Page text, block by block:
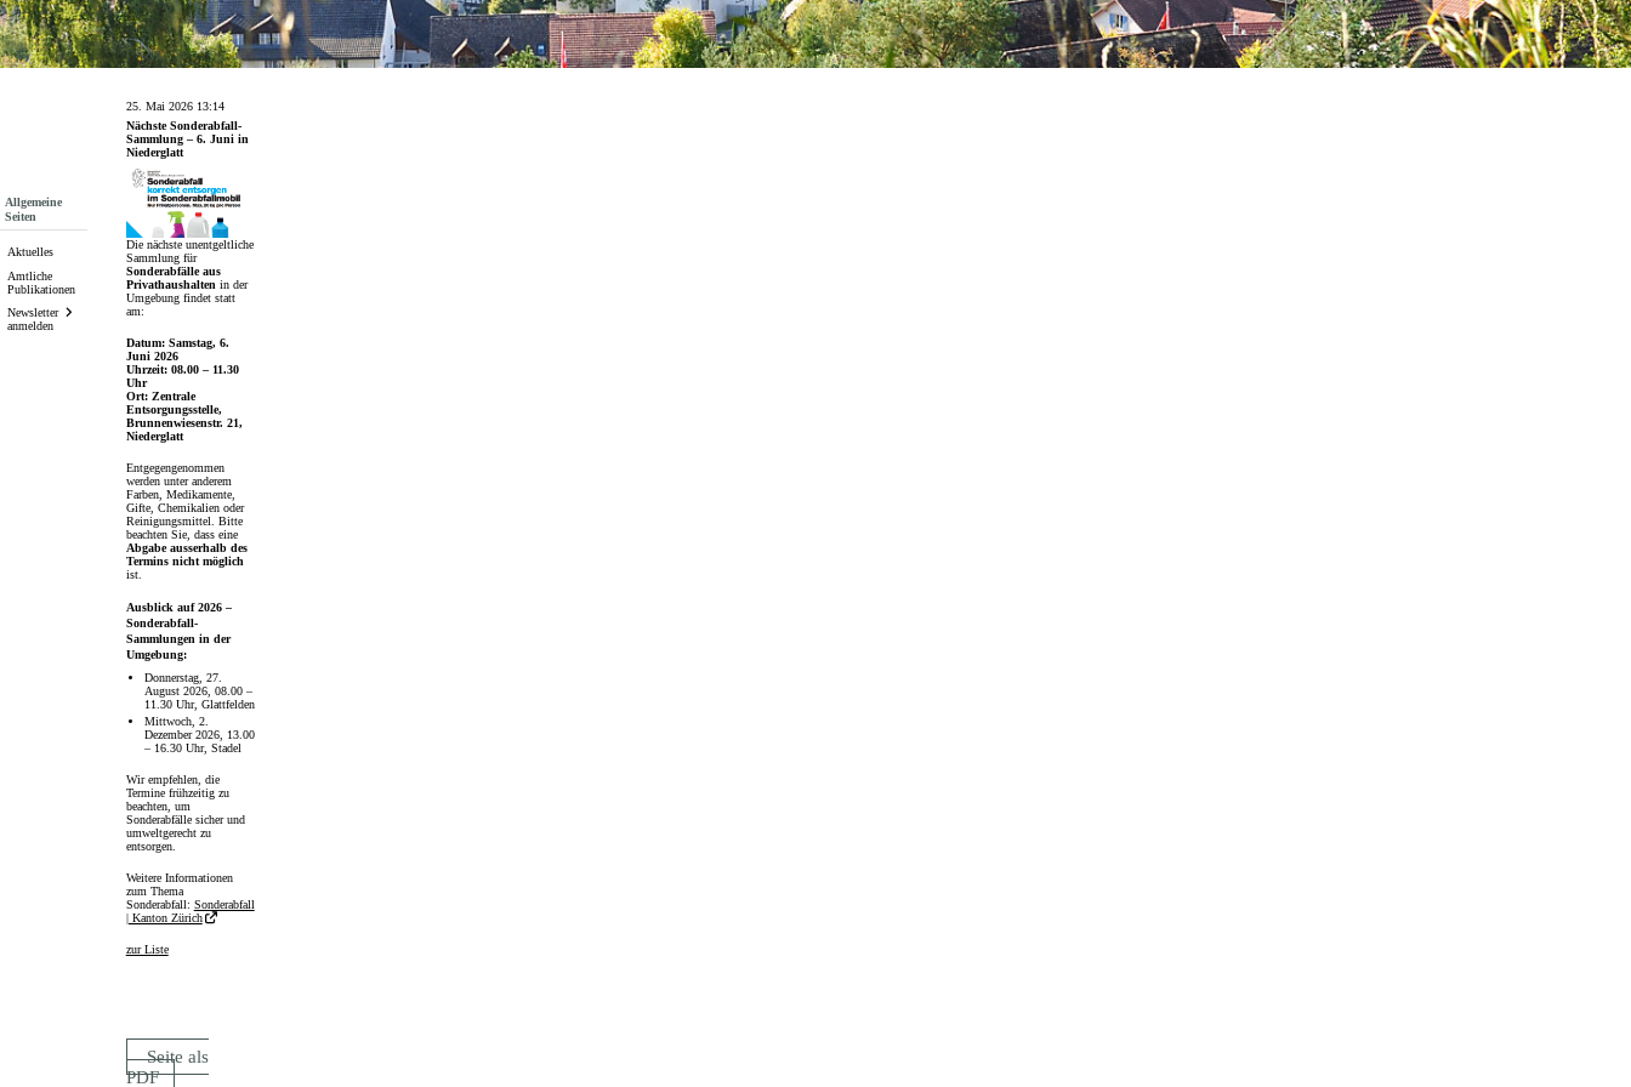
Subnavigation
Allgemeine
Seiten
Aktuelles
Amtliche
Publikationen
Newsletter
anmelden
Nächste Sonderabfall-
Sammlung – 6. Juni in
Niederglatt
25. Mai 2026 13:14
Die nächste unentgeltliche
Sammlung für
Sonderabfälle aus
Privathaushalten in der
Umgebung findet statt
am:
Datum: Samstag, 6.
Juni 2026
Uhrzeit: 08.00 – 11.30
Uhr
Ort: Zentrale
Entsorgungsstelle,
Brunnenwiesenstr. 21,
Niederglatt
Entgegengenommen
werden unter anderem
Farben, Medikamente,
Gifte, Chemikalien oder
Reinigungsmittel. Bitte
beachten Sie, dass eine
Abgabe ausserhalb des
Termins nicht möglich
ist.
Ausblick auf 2026 –
Sonderabfall-
Sammlungen in der
Umgebung:
Donnerstag, 27.
August 2026, 08.00 –
11.30 Uhr, Glattfelden
Mittwoch, 2.
Dezember 2026, 13.00
– 16.30 Uhr, Stadel
Wir empfehlen, die
Termine frühzeitig zu
beachten, um
Sonderabfälle sicher und
umweltgerecht zu
entsorgen.
Weitere Informationen
zum Thema
Sonderabfall: Sonderabfall
| Kanton Zürich
zur Liste
Seite als
PDF